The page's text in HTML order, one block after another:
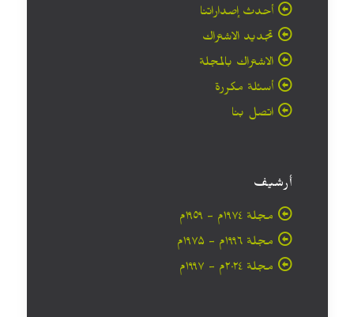
أحدث إصداراتنا
تجديد الاشتراك
الاشتراك بالمجلة
أسئلة مكررة
اتصل بنا
أرشيف
مجلة ۱۹۷٤م - ١٩٥٩م
مجلة ۱۹۹٦م - ۱۹۷۵م
مجلة ۲۰۲٤م - ۱۹۹۷م